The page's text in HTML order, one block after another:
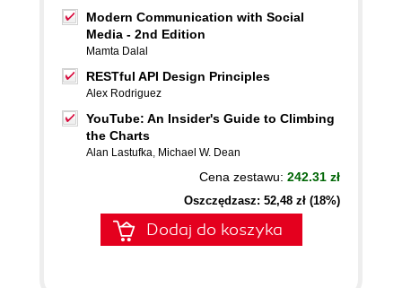
Modern Communication with Social
Media - 2nd Edition
Mamta Dalal
RESTful API Design Principles
Alex Rodriguez
YouTube: An Insider's Guide to Climbing
the Charts
Alan Lastufka, Michael W. Dean
Cena zestawu: 242.31 zł
Oszczędzasz: 52,48 zł (18%)
Dodaj do koszyka